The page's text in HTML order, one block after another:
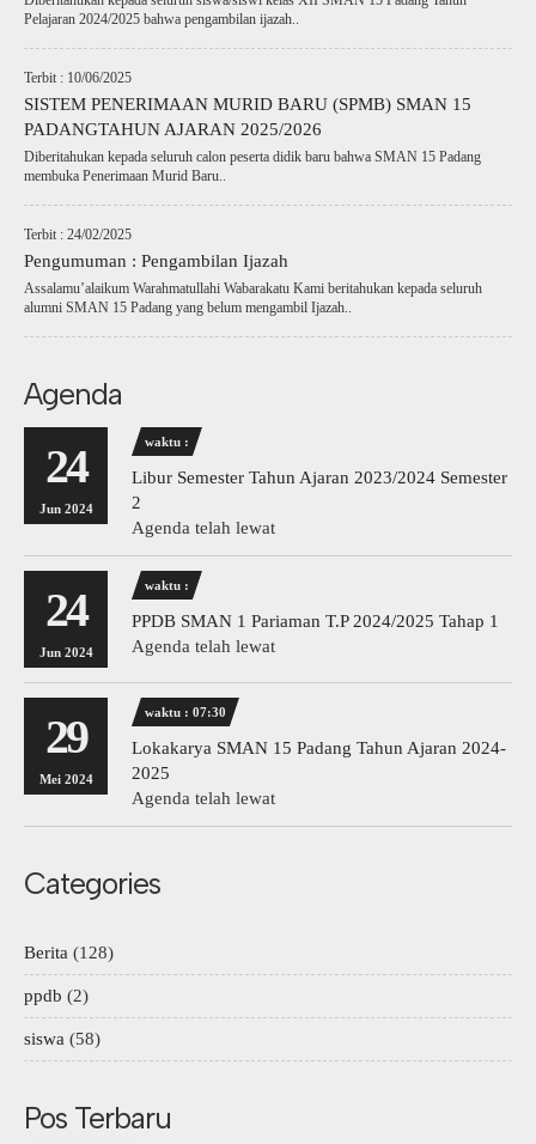
Pelajaran 2024/2025 bahwa pengambilan ijazah..
Terbit : 10/06/2025
SISTEM PENERIMAAN MURID BARU (SPMB) SMAN 15
PADANGTAHUN AJARAN 2025/2026
Diberitahukan kepada seluruh calon peserta didik baru bahwa SMAN 15 Padang
membuka Penerimaan Murid Baru..
Terbit : 24/02/2025
Pengumuman : Pengambilan Ijazah
Assalamu’alaikum Warahmatullahi Wabarakatu Kami beritahukan kepada seluruh
alumni SMAN 15 Padang yang belum mengambil Ijazah..
Agenda
24
Jun 2024
waktu :
Libur Semester Tahun Ajaran 2023/2024 Semester
2
Agenda telah lewat
24
Jun 2024
waktu :
PPDB SMAN 1 Pariaman T.P 2024/2025 Tahap 1
Agenda telah lewat
29
Mei 2024
waktu : 07:30
Lokakarya SMAN 15 Padang Tahun Ajaran 2024-
2025
Agenda telah lewat
Categories
Berita (128)
ppdb (2)
siswa (58)
Pos Terbaru